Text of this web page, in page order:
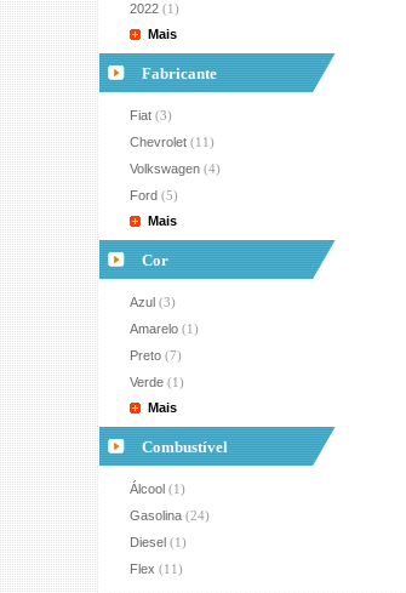
2022 (1)
Mais
Fabricante
Fiat (3)
Chevrolet (11)
Volkswagen (4)
Ford (5)
Mais
Cor
Azul (3)
Amarelo (1)
Preto (7)
Verde (1)
Mais
Combustível
Álcool (1)
Gasolina (24)
Diesel (1)
Flex (11)